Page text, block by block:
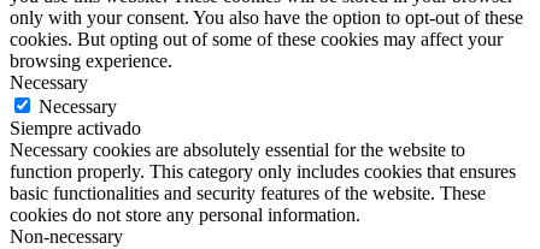
only with your consent. You also have the option to opt-out of these
cookies. But opting out of some of these cookies may affect your
browsing experience.
Necessary
Necessary
Siempre activado
Necessary cookies are absolutely essential for the website to
function properly. This category only includes cookies that ensures
basic functionalities and security features of the website. These
cookies do not store any personal information.
Non-necessary